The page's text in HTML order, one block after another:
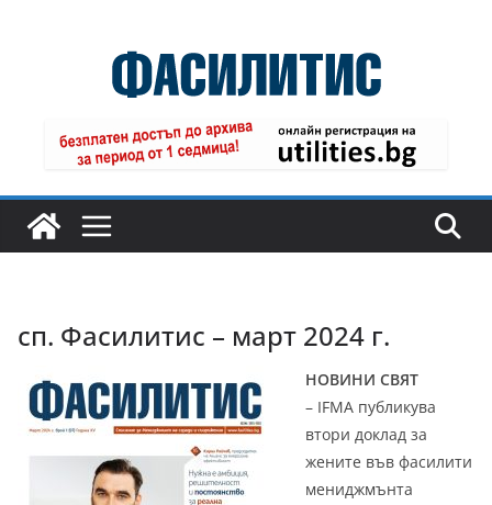
сп. Фасилитис – март 2024 г.
НОВИНИ СВЯТ
– IFMA публикува
втори доклад за
жените във фасилити
мениджмънта